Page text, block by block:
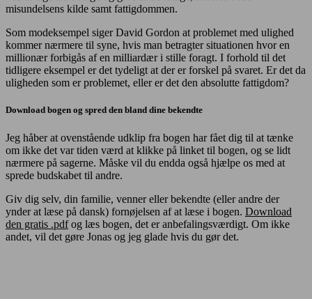
misundelsens kilde samt fattigdommen.
Som modeksempel siger David Gordon at problemet med ulighed
kommer nærmere til syne, hvis man betragter situationen hvor en
millionær forbigås af en milliardær i stille foragt. I forhold til det
tidligere eksempel er det tydeligt at der er forskel på svaret. Er det da
uligheden som er problemet, eller er det den absolutte fattigdom?
Download bogen og spred den bland dine bekendte
Jeg håber at ovenstående udklip fra bogen har fået dig til at tænke
om ikke det var tiden værd at klikke på linket til bogen, og se lidt
nærmere på sagerne. Måske vil du endda også hjælpe os med at
sprede budskabet til andre.
Giv dig selv, din familie, venner eller bekendte (eller andre der
ynder at læse på dansk) fornøjelsen af at læse i bogen. Download
den gratis .pdfog læs bogen, det er anbefalingsværdigt. Om ikke
andet, vil det gøre Jonas og jeg glade hvis du gør det.